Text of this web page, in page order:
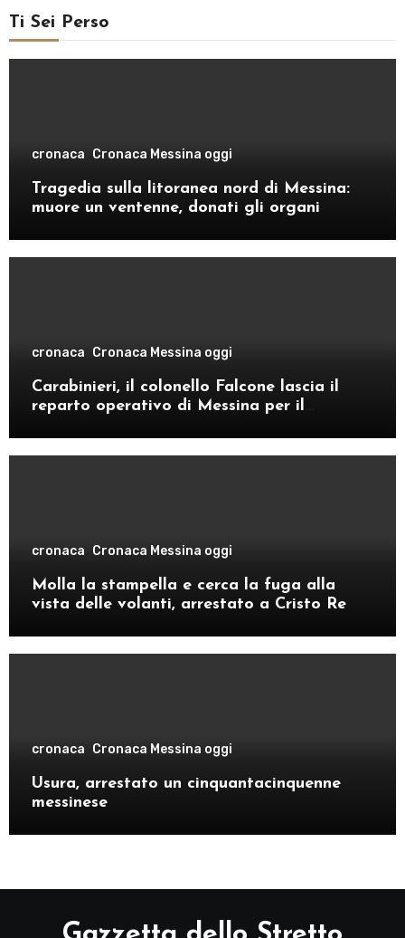
Ti Sei Perso
cronaca Cronaca Messina oggi
Tragedia sulla litoranea nord di Messina:
muore un ventenne, donati gli organi
cronaca Cronaca Messina oggi
Carabinieri, il colonello Falcone lascia il
reparto operativo di Messina per il
cronaca Cronaca Messina oggi
Molla la stampella e cerca la fuga alla
vista delle volanti, arrestato a Cristo Re
cronaca Cronaca Messina oggi
Usura, arrestato un cinquantacinquenne
messinese